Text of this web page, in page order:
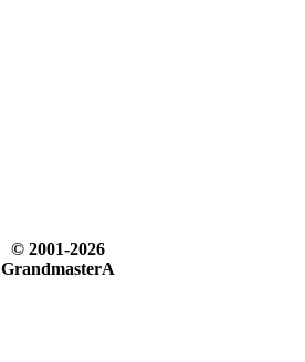
© 2001-2026
GrandmasterA